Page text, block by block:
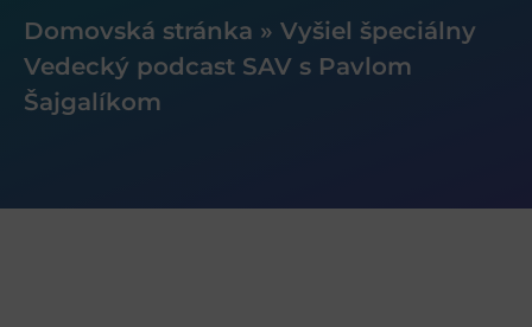
Domovská stránka » Vyšiel špeciálny
Vedecký podcast SAV s Pavlom
Šajgalíkom